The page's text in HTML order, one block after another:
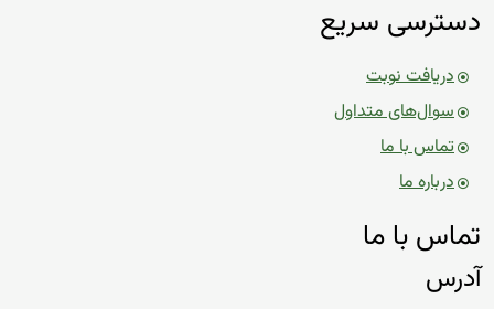
دسترسی سریع
دریافت نوبت
سوال‌های متداول
تماس با ما
درباره ما
تماس با ما
آدرس